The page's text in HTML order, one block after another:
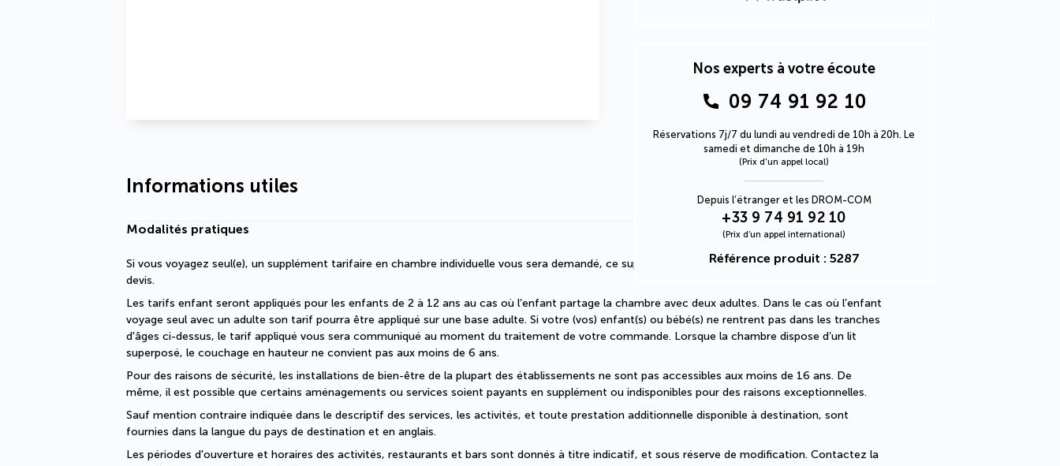
Nos experts à votre écoute
09 74 91 92 10
Réservations 7j/7 du lundi au vendredi de 10h à 20h. Le
samedi et dimanche de 10h à 19h
(Prix d'un appel local)
Depuis l’étranger et les DROM-COM
+33 9 74 91 92 10
(Prix d’un appel international)
Référence produit : 5287
Informations utiles
Modalités pratiques
Si vous voyagez seul(e), un supplément tarifaire en chambre individuelle vous sera demandé, ce supplément sera calculé directement dans votre
devis.
Les tarifs enfant seront appliqués pour les enfants de 2 à 12 ans au cas où l’enfant partage la chambre avec deux adultes. Dans le cas où l’enfant
voyage seul avec un adulte son tarif pourra être appliqué sur une base adulte. Si votre (vos) enfant(s) ou bébé(s) ne rentrent pas dans les tranches
d'âges ci-dessus, le tarif appliqué vous sera communiqué au moment du traitement de votre commande. Lorsque la chambre dispose d’un lit
superposé, le couchage en hauteur ne convient pas aux moins de 6 ans.
Pour des raisons de sécurité, les installations de bien-être de la plupart des établissements ne sont pas accessibles aux moins de 16 ans. De
même, il est possible que certains aménagements ou services soient payants en supplément ou indisponibles pour des raisons exceptionnelles.
Sauf mention contraire indiquée dans le descriptif des services, les activités, et toute prestation additionnelle disponible à destination, sont
fournies dans la langue du pays de destination et en anglais.
Les périodes d'ouverture et horaires des activités, restaurants et bars sont donnés à titre indicatif, et sous réserve de modification. Contactez la